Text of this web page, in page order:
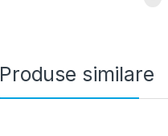
Produse similare